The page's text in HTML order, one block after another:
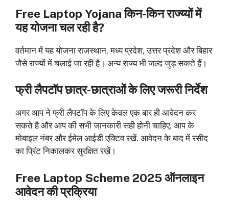
Free Laptop Yojana किन-किन राज्य्यों में
यह योजना चल रही है?
वर्तमान में यह योजना राजस्थान, मध्य प्रदेश, उत्तर प्रदेश और बिहार
जैसे राज्यों में चलाई जा रही है। अन्य राज्य भी जल्द जुड़ सकते हैं।
फ्री लैपटॉप छात्र-छात्राओं के लिए जरूरी निर्देश
अगर आप ने फ्री लैपटॉप के लिए केवल एक बार ही आवेदन कर
सकते है और आप की सभी जानकारी सही होनी चाहिए. आप के
मोबाइल नंबर और ईमेल आईडी एक्टिव रखें. आवेदन के बाद में रसीद
का प्रिंट निकालकर सुरक्षित रखें।
Free Laptop Scheme 2025ऑनलाइन
आवेदन की प्रक्रिया